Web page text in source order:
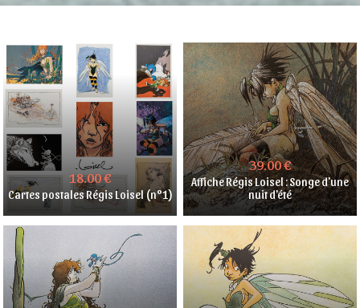
18.00 €
Cartes postales Régis Loisel (n°1)
39.00 €
Affiche Régis Loisel : Songe d'une
nuit d'été